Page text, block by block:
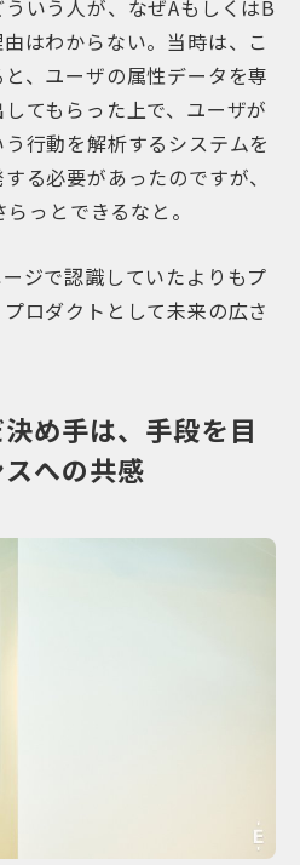
いう人が、なぜAもしくはB
はわからない。当時は、こ
、ユーザの属性データを専
てもらった上で、ユーザが
行動を解析するシステムを
る必要があったのですが、
っとできるなと。
ジで認識していたよりもプ
ロダクトとして未来の広さ
め手は、手段を目
への共感